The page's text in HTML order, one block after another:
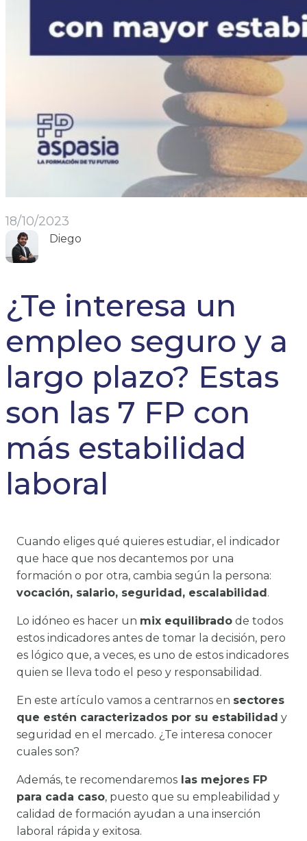
18/10/2023
Diego
¿Te interesa un
empleo seguro y a
largo plazo? Estas
son las 7 FP con
más estabilidad
laboral
Cuando eliges qué quieres estudiar, el indicador
que hace que nos decantemos por una
formación o por otra, cambia según la persona:
vocación, salario, seguridad, escalabilidad.
Lo idóneo es hacer un mix equilibrado de todos
estos indicadores antes de tomar la decisión, pero
es lógico que, a veces, es uno de estos indicadores
quien se lleva todo el peso y responsabilidad.
En este artículo vamos a centrarnos en sectores
que estén caracterizados por su estabilidad y
seguridad en el mercado. ¿Te interesa conocer
cuales son?
Además, te recomendaremos las mejores FP
para cada caso, puesto que su empleabilidad y
calidad de formación ayudan a una inserción
laboral rápida y exitosa.